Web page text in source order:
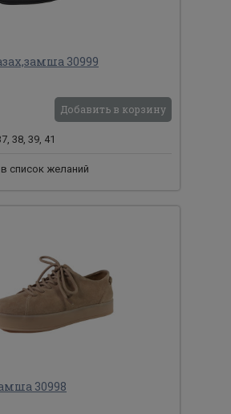
30999
Добавить в корзину
38, 39, 41
список желаний
30998